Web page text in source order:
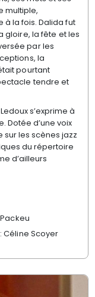
multiple,
à la fois. Dalida fut
gloire, la fête et les
par les
la
pourtant
tendre et
s’exprime à
Dotée d’une voix
sur les scènes jazz
du répertoire
d’ailleurs
Céline Scoyer